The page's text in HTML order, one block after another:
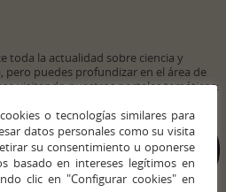
toda la actualidad sobre ciencia y
pero puedes profundizar en el área de
visitando nuestros portales temáticos:
o tecnologías similares para
datos personales como su visita
su consentimiento u oponerse
basado en intereses legítimos en
clic en "Configurar cookies" en